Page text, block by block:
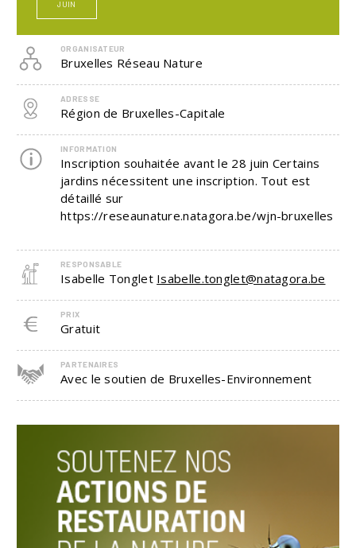
JUIN
ORGANISATEUR
Bruxelles Réseau Nature
ADRESSE
Région de Bruxelles-Capitale
INFORMATION
Inscription souhaitée avant le 28 juin Certains
jardins nécessitent une inscription. Tout est
détaillé sur
https://reseaunature.natagora.be/wjn-bruxelles
RESPONSABLE
Isabelle Tonglet Isabelle.tonglet@natagora.be
PRIX
Gratuit
PARTENAIRES
Avec le soutien de Bruxelles-Environnement